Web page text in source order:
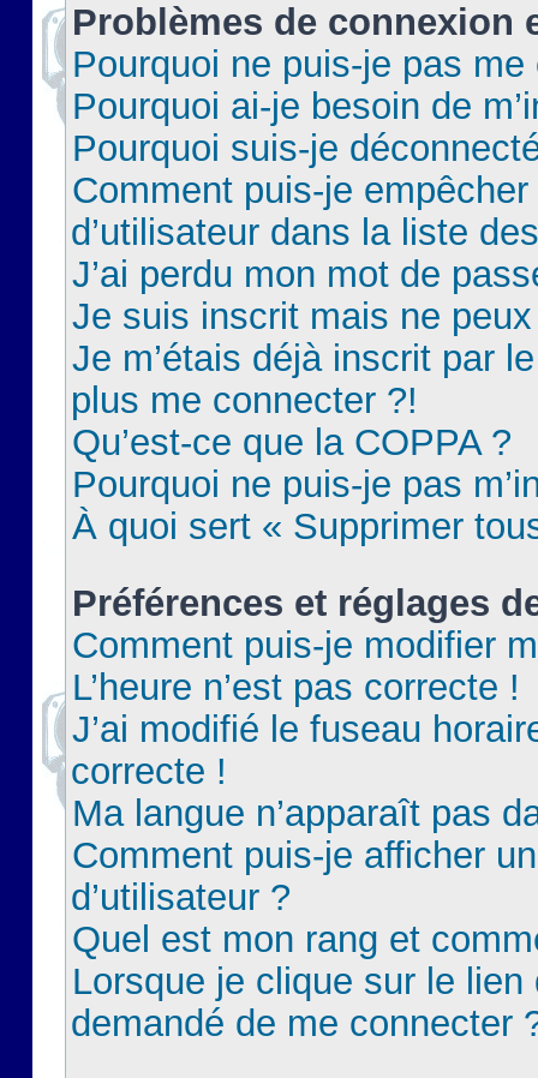
Problèmes de connexion
Pourquoi ne puis-je pas
Pourquoi ai-je besoin de
Pourquoi suis-je
Comment puis-je
d’utilisateur dans la liste
J’ai perdu mon mot de
Je suis inscrit mais ne
Je m’étais déjà inscrit par
plus me connecter ?!
Qu’est-ce que la COPPA ?
Pourquoi ne puis-je pas
À quoi sert « Supprimer
Préférences et réglages
Comment puis-je modifier
L’heure n’est pas correcte !
J’ai modifié le fuseau
correcte !
Ma langue n’apparaît pas
Comment puis-je afficher
d’utilisateur ?
Quel est mon rang et
Lorsque je clique sur le lien
demandé de me connecter